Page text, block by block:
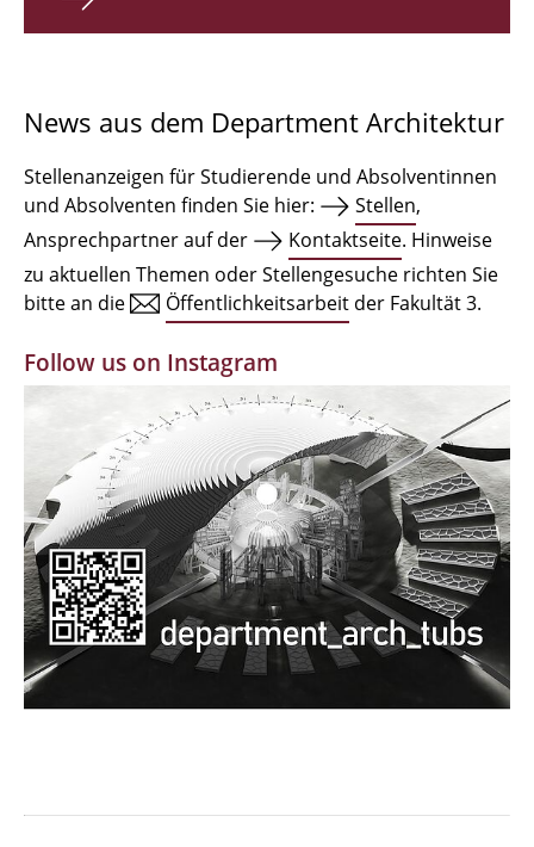
Qualifikationsprofil
Institute
Einrichtungen
Zeichensäle
MBW | Modellbauwerkstatt
Alumni | cloud club
Dokumente und Downloads
News aus dem Department Architektur
Stellenanzeigen für Studierende und Absolventinnen
und Absolventen finden Sie hier:
Stellen,
Ansprechpartner auf der
Kontaktseite. Hinweise
zu aktuellen Themen oder Stellengesuche richten Sie
bitte an die
Öffentlichkeitsarbeit der Fakultät 3.
Follow us on Instagram